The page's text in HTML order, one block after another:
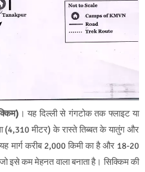
। यह दिल्ली से गंगटोक तक फ्लाइट या
(4,310 मीटर) के रास्ते तिब्बत के यातुंग और
मार्ग करीब 2,000 किमी का है और 18-20
इसे कम मेहनत वाला बनाता है। सिक्किम की